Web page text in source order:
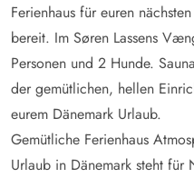
Ferienhaus für euren
bereit. Im Søren Lassens
Personen und 2 Hunde.
der gemütlichen, hellen
eurem Dänemark Urlaub.
Gemütliche Ferienhaus
Urlaub in Dänemark steht